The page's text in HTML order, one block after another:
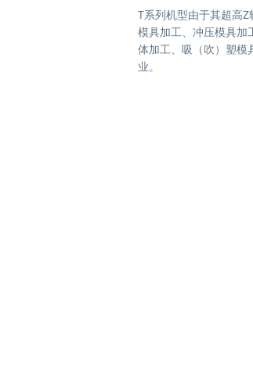
​T系列机型由于其超高
模具加工、冲压模具加
体加工、吸（吹）塑模
业。